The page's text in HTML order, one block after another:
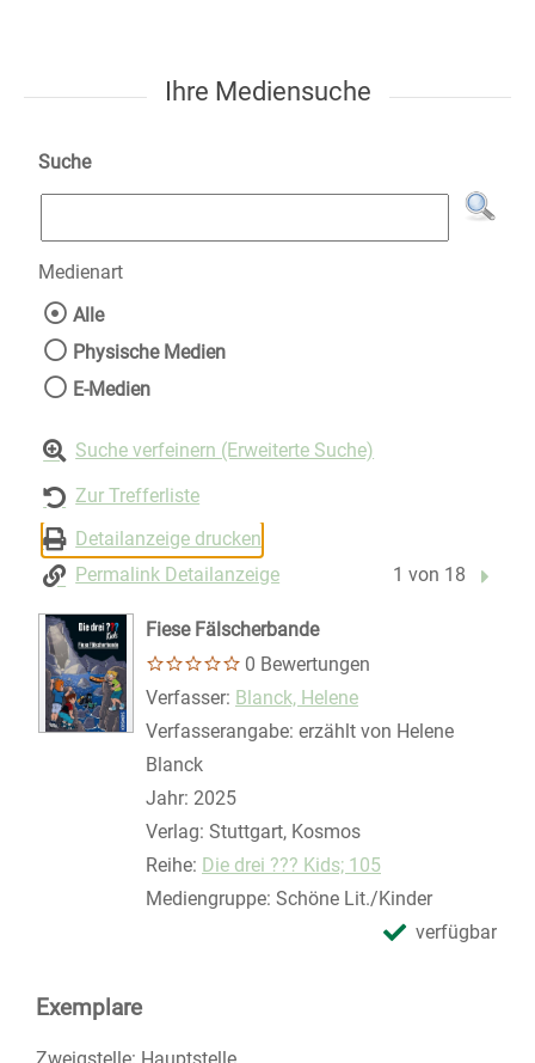
Ihre Mediensuche
Suche
Medienart
Wählen Sie die Medienart nach der Sie
Alle
Physische Medien
E-Medien
Suche verfeinern (Erweiterte Suche)
Zur Trefferliste
Detailanzeige drucken
Permalink Detailanzeige
1 von 18
Fiese Fälscherbande
0 Bewertungen
Verfasser: Suche nach diesem Verfasser
Blanck, Helene
Verfasserangabe: erzählt von Helene
Blanck
Jahr: 2025
Verlag: Stuttgart, Kosmos
Reihe: Die drei ??? Kids; 105
Mediengruppe: Schöne Lit./Kinder
verfügbar
Exemplare